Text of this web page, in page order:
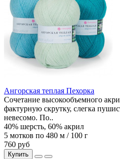
Ангорская теплая Пехорка
Сочетание высокообъемного
фактурную скрутку, слегка
невесомо. По..
40% шерсть, 60% акрил
5 мотков по 480 м / 100 г
760 руб
Купить